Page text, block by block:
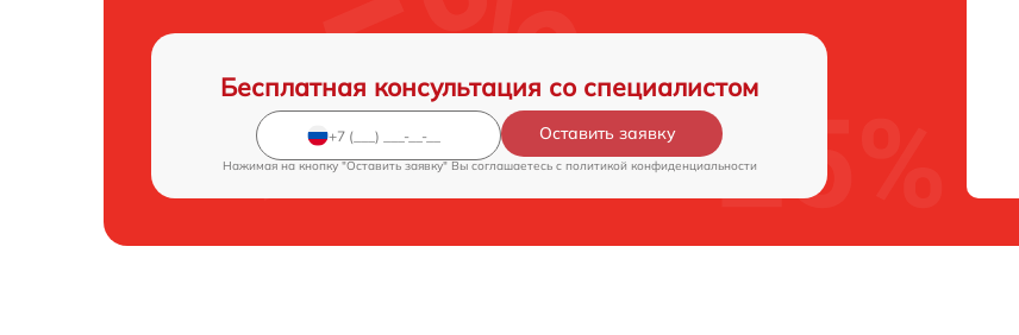
Бесплатная консультация со специалистом
Оставить заявку
Нажимая на кнопку "Оставить заявку" Вы соглашаетесь c политикой конфиденциальности